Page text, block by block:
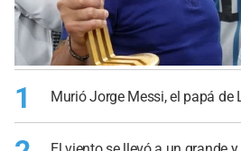
1 Murió Jorge Messi, el papá de